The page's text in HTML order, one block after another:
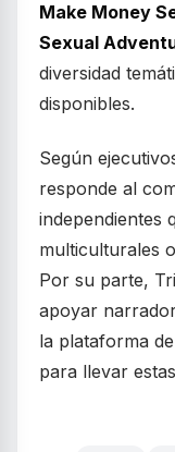
Make Money
Sexual
diversidad
disponibles.
Según
responde al
independientes
multiculturales
Por su parte,
apoyar
la plataforma
para llevar